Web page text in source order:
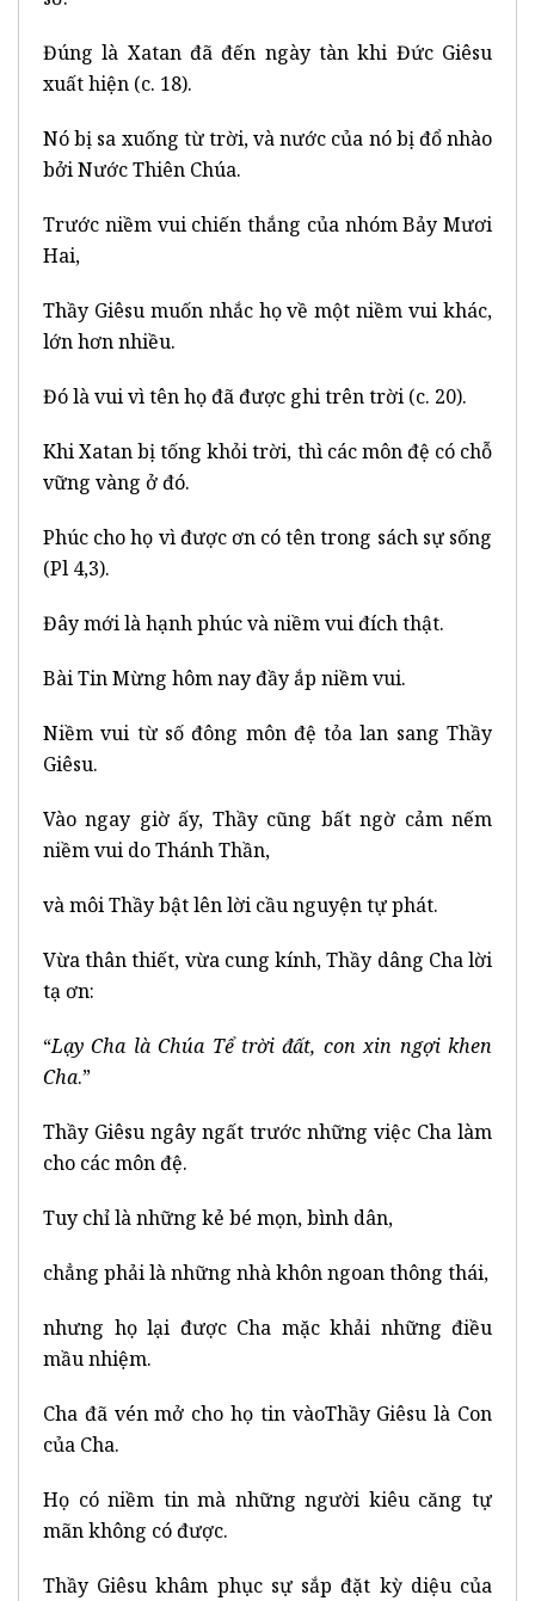
Đúng là Xatan đã đến ngày tàn khi Đức Giêsu
xuất hiện (c. 18).
Nó bị sa xuống từ trời, và nước của nó bị đổ nhào
bởi Nước Thiên Chúa.
Trước niềm vui chiến thắng của nhóm Bảy Mươi
Hai,
Thầy Giêsu muốn nhắc họ về một niềm vui khác,
lớn hơn nhiều.
Đó là vui vì tên họ đã được ghi trên trời (c. 20).
Khi Xatan bị tống khỏi trời, thì các môn đệ có chỗ
vững vàng ở đó.
Phúc cho họ vì được ơn có tên trong sách sự sống
(Pl 4,3).
Đây mới là hạnh phúc và niềm vui đích thật.
Bài Tin Mừng hôm nay đầy ắp niềm vui.
Niềm vui từ số đông môn đệ tỏa lan sang Thầy
Giêsu.
Vào ngay giờ ấy, Thầy cũng bất ngờ cảm nếm
niềm vui do Thánh Thần,
và môi Thầy bật lên lời cầu nguyện tự phát.
Vừa thân thiết, vừa cung kính, Thầy dâng Cha lời
tạ ơn:
“Lạy Cha là Chúa Tể trời đất, con xin ngợi khen
Cha.”
Thầy Giêsu ngây ngất trước những việc Cha làm
cho các môn đệ.
Tuy chỉ là những kẻ bé mọn, bình dân,
chẳng phải là những nhà khôn ngoan thông thái,
nhưng họ lại được Cha mặc khải những điều
mầu nhiệm.
Cha đã vén mở cho họ tin vàoThầy Giêsu là Con
của Cha.
Họ có niềm tin mà những người kiêu căng tự
mãn không có được.
Thầy Giêsu khâm phục sự sắp đặt kỳ diệu của